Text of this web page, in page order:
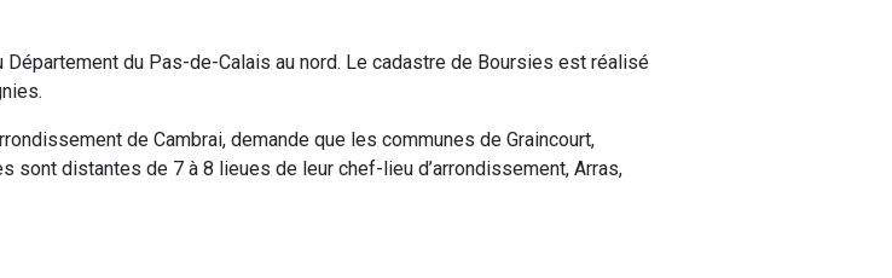
du Pas-de-Calais au nord. Le cadastre de Boursies est réalisé
de Cambrai, demande que les communes de Graincourt,
sont distantes de 7 à 8 lieues de leur chef-lieu d’arrondissement, Arras,